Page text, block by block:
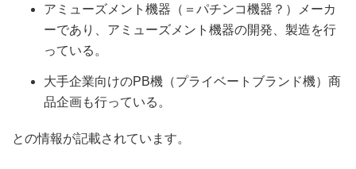
アミューズメント機器（＝パチンコ機器？）メーカ
ーであり、アミューズメント機器の開発、製造を行
っている。
大手企業向けのPB機（プライベートブランド機）商
品企画も行っている。
との情報が記載されています。